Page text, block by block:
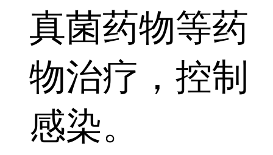
真菌药物等药
物治疗，控制
感染。